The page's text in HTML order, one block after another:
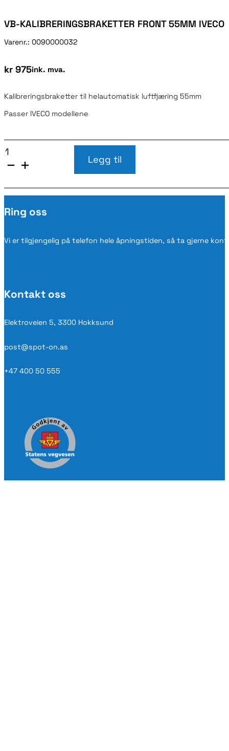
VB-KALIBRERINGSBRAKETTER FRONT 55MM IVECO
Varenr.: 0090000032
kr 975ink. mva.
Kalibreringsbraketter til helautomatisk luftfjæring 55mm
Passer IVECO modellene
VB-
KALIBRERINGSBRAKETTER
FRONT
IVECO
antall
Legg til
Ring oss
Vi er tilgjengelig på telefon hele åpningstiden, så ta gjerne
Kontakt oss
Elektroveien 5, 3300 Hokksund
post@spot-on.as
+47 400 50 555